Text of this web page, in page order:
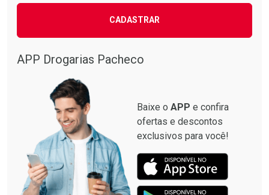
CADASTRAR
APP Drogarias Pacheco
Baixe o APP e confira
ofertas e descontos
exclusivos para você!